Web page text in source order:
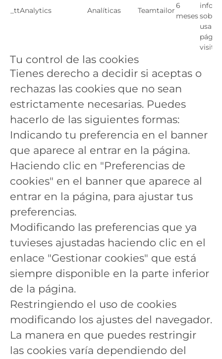
_ttAnalytics Analíticas Teamtailor
6
mesessobre
usan
Tu control de las cookies
Tienes derecho a decidir si aceptas o
rechazas las cookies que no sean
estrictamente necesarias. Puedes
hacerlo de las siguientes formas:
Indicando tu preferencia en el banner
que aparece al entrar en la página.
Haciendo clic en "Preferencias de
cookies" en el banner que aparece al
entrar en la página, para ajustar tus
preferencias.
Modificando las preferencias que ya
tuvieses ajustadas haciendo clic en el
enlace "Gestionar cookies" que está
siempre disponible en la parte inferior
de la página.
Restringiendo el uso de cookies
modificando los ajustes del navegador.
La manera en que puedes restringir
las cookies varía dependiendo del